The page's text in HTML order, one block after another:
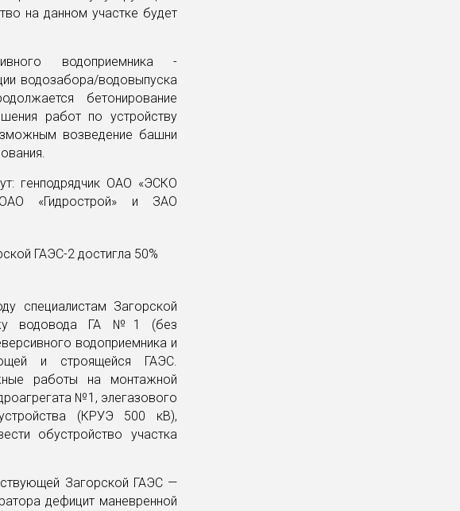
на данном участке будет
водоприемника -
водозабора/водовыпуска
бетонирование
работ по устройству
возведение башни
генподрядчик ОАО «ЭСКО
«Гидрострой» и ЗАО
специалистам Загорской
водовода ГА №1 (без
водоприемника и
и строящейся ГАЭС.
работы на монтажной
№1, элегазового
устройства (КРУЭ 500 кВ),
обустройство участка
Загорской ГАЭС —
дефицит маневренной